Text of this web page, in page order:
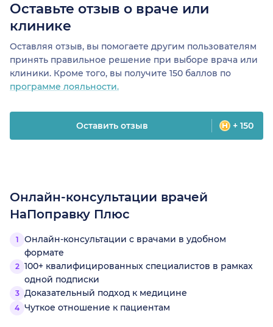
Оставьте отзыв о враче или
клинике
Оставляя отзыв, вы помогаете другим пользователям
принять правильное решение при выборе врача или
клиники. Кроме того, вы получите 150 баллов по
программе лояльности.
Оставить отзыв + 150
Онлайн-консультации врачей
НаПоправку Плюс
Онлайн-консультации с врачами в удобном
формате
100+ квалифицированных специалистов в рамках
одной подписки
Доказательный подход к медицине
Чуткое отношение к пациентам